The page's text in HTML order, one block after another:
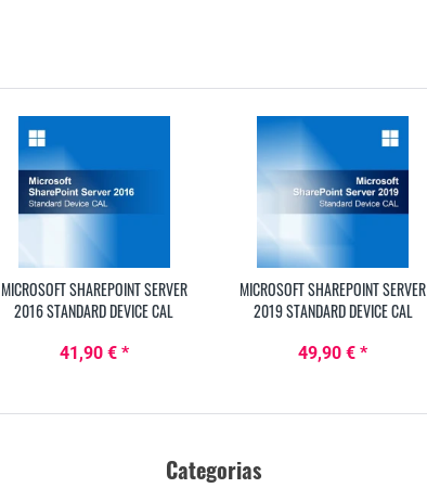
MICROSOFT SHAREPOINT SERVER
2016 STANDARD DEVICE CAL
41,90 € *
MICROSOFT SHAREPOINT SERVER
2019 STANDARD DEVICE CAL
49,90 € *
Categorias